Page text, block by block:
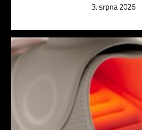
3. srpna 2026